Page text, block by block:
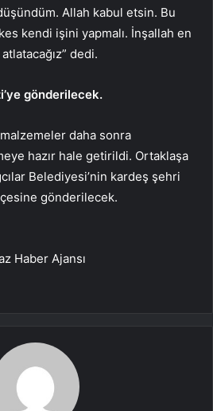
Allah kabul etsin. Bu
kendi işini yapmalı. İnşallah en
dedi.
gönderilecek.
daha sonra
hazır hale getirildi. Ortaklaşa
Belediyesi’nin kardeş şehri
gönderilecek.
Haber Ajansı